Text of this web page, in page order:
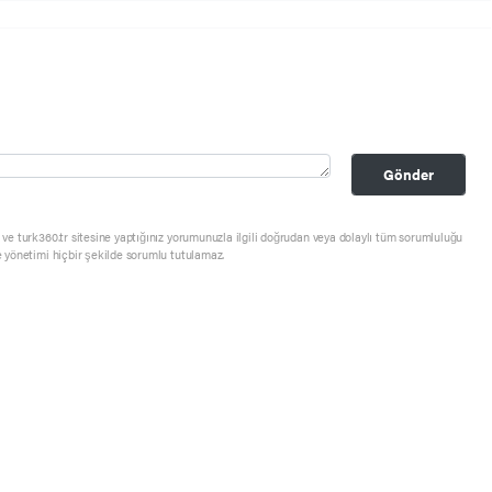
Gönder
turk360.tr sitesine yaptığınız yorumunuzla ilgili doğrudan veya dolaylı tüm sorumluluğu
yönetimi hiçbir şekilde sorumlu tutulamaz.